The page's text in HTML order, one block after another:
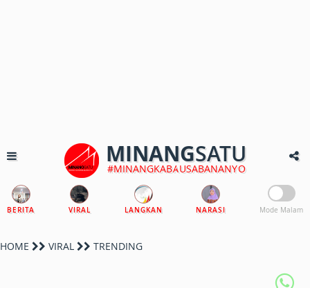
MINANGSATU
#MINANGKABAUSABANANYO
BERITA VIRAL LANGKAN NARASI Mode Malam
HOME VIRAL TRENDING